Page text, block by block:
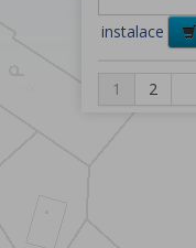
instalace
1 2